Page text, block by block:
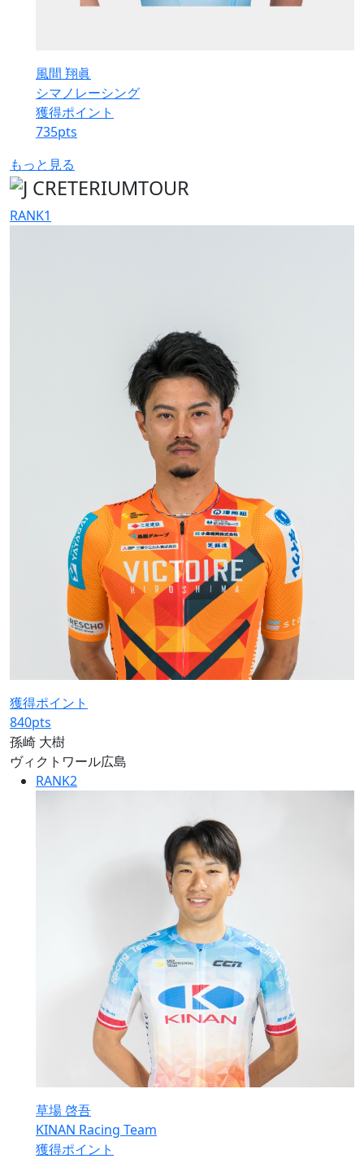
風間 翔眞
シマノレーシング
獲得ポイント
735pts
もっと見る
RANK1
獲得ポイント
840pts
孫崎 大樹
ヴィクトワール広島
RANK2
草場 啓吾
KINAN Racing Team
獲得ポイント